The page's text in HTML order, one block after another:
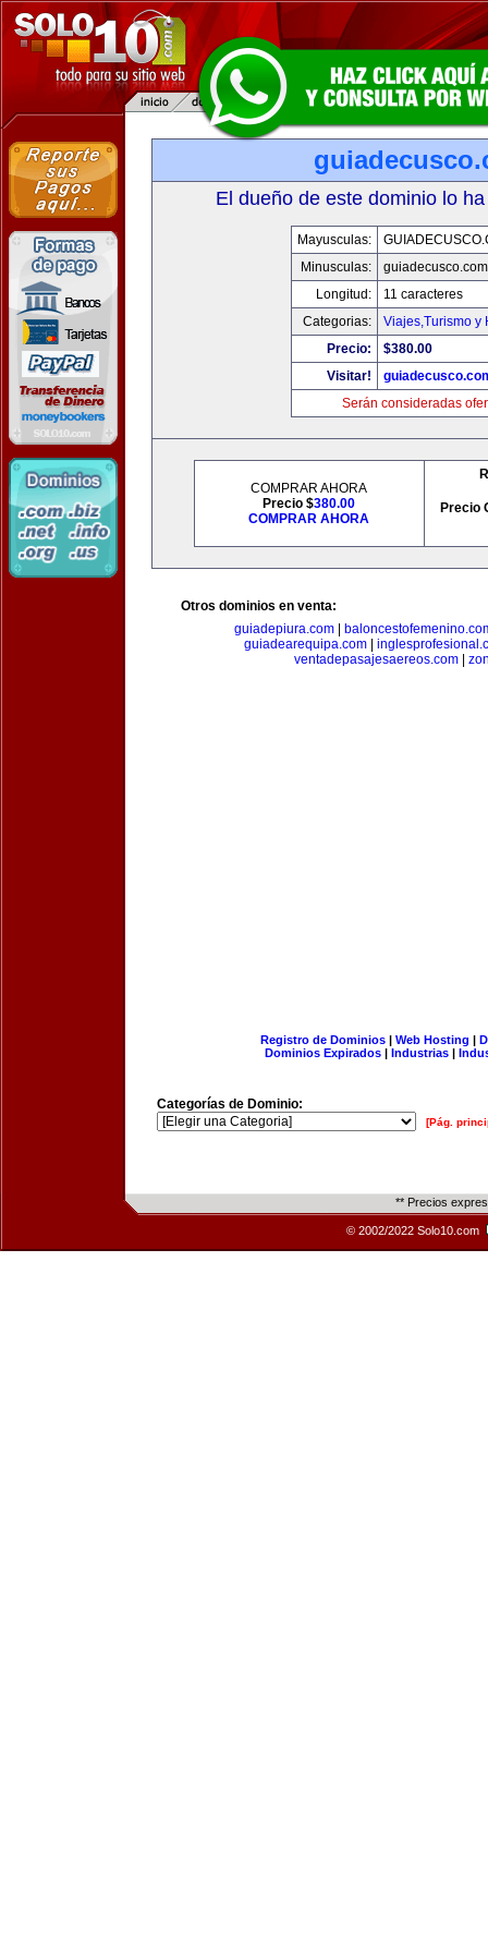
El dueño de este dominio lo
Mayusculas:
Minusculas:
guiadecusco.com
Longitud:
11 caracteres
Categorias:
Viajes,Turismo y
Precio:
$380.00
Visitar!
Serán consideradas
COMPRAR AHORA
Precio $380.00
COMPRAR AHORA
Precio
Otros dominios en venta:
guiadepiura.com|
guiadearequipa.com|
ventadepasajesaereos.com|
Registro de Dominios| Web Hosting |
Dominios Expirados | Industrias |
Categorías de Dominio:
[Pág.
** Precios
© 2002/2022 Solo10.com